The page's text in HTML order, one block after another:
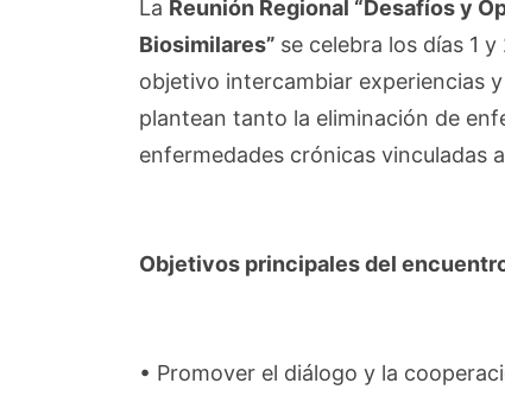
La Reunión Regional “Desafíos y
Biosimilares” se celebra los días 1
objetivo intercambiar experiencias
plantean tanto la eliminación de
enfermedades crónicas vinculadas
Objetivos principales del
• Promover el diálogo y la